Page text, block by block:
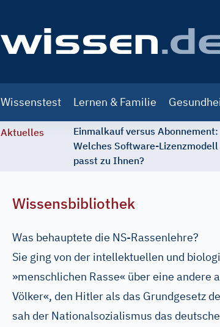
navigation
Wissenstest Lernen & Familie
Aktuelles
Einmalkauf versus Abonnement:
Welches Software-Lizenzmodell
passt zu Ihnen?
Wissensbibliothek
Was behauptete die NS-Rassenlehre?
Sie ging von der intellektuellen und
»menschlichen Rasse« über eine andere
Völker«, den Hitler als das Grundgesetz
sah der Nationalsozialismus das